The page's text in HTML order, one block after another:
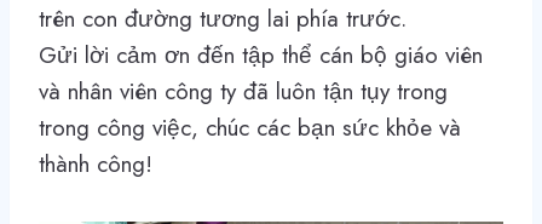
trên con đường tương lai phía trước.
Gửi lời cảm ơn đến tập thể cán bộ giáo viên
và nhân viên công ty đã luôn tận tụy trong
trong công việc, chúc các bạn sức khỏe và
thành công!